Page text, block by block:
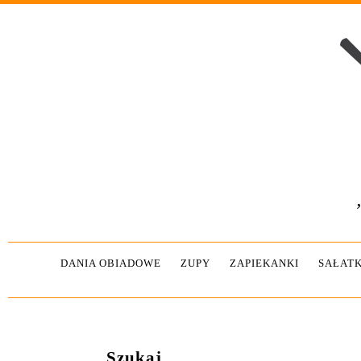
DANIA OBIADOWE ZUPY ZAPIEKANKI